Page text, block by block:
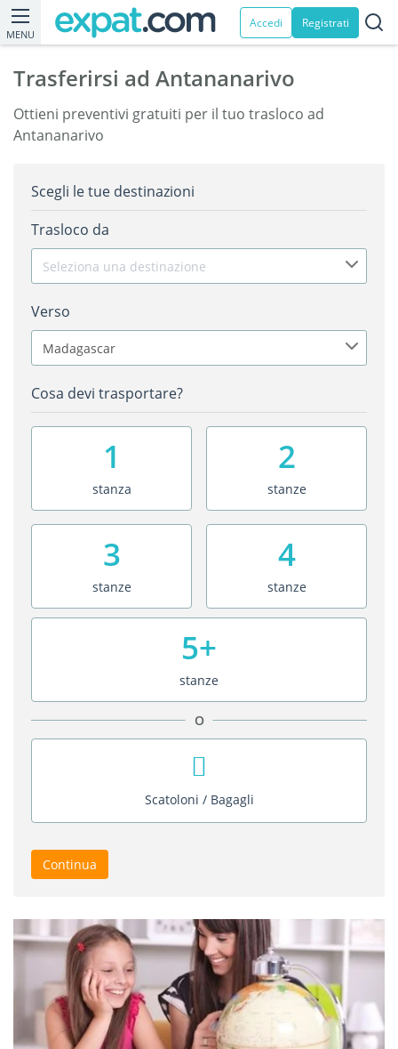
MENU
Accedi Registrati
Trasferirsi ad Antananarivo
Ottieni preventivi gratuiti per il tuo trasloco ad
Antananarivo
Scegli le tue destinazioni
Trasloco da
Seleziona una destinazione
Verso
Madagascar
Cosa devi trasportare?
1
stanza
2
stanze
3
stanze
4
stanze
5+
stanze
O
Scatoloni / Bagagli
Continua